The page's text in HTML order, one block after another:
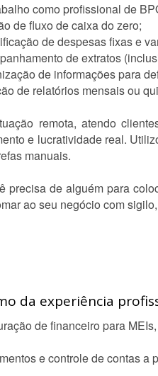
como profissional de
de fluxo de caixa do zero;
de despesas fixas e
de extratos
de informações para
de relatórios mensais ou
remota, atendo
e lucratividade real.
manuais.
precisa de alguém para
ao seu negócio com
da experiência
de financeiro para
e controle de contas a